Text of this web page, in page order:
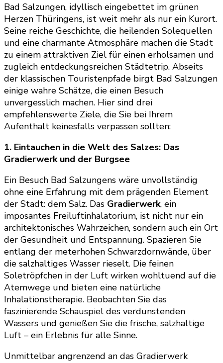
Bad Salzungen, idyllisch eingebettet im grünen
Herzen Thüringens, ist weit mehr als nur ein Kurort.
Seine reiche Geschichte, die heilenden Solequellen
und eine charmante Atmosphäre machen die Stadt
zu einem attraktiven Ziel für einen erholsamen und
zugleich entdeckungsreichen Städtetrip. Abseits
der klassischen Touristenpfade birgt Bad Salzungen
einige wahre Schätze, die einen Besuch
unvergesslich machen. Hier sind drei
empfehlenswerte Ziele, die Sie bei Ihrem
Aufenthalt keinesfalls verpassen sollten:
1. Eintauchen in die Welt des Salzes: Das
Gradierwerk und der Burgsee
Ein Besuch Bad Salzungens wäre unvollständig
ohne eine Erfahrung mit dem prägenden Element
der Stadt: dem Salz. Das Gradierwerk, ein
imposantes Freiluftinhalatorium, ist nicht nur ein
architektonisches Wahrzeichen, sondern auch ein Ort
der Gesundheit und Entspannung. Spazieren Sie
entlang der meterhohen Schwarzdornwände, über
die salzhaltiges Wasser rieselt. Die feinen
Soletröpfchen in der Luft wirken wohltuend auf die
Atemwege und bieten eine natürliche
Inhalationstherapie. Beobachten Sie das
faszinierende Schauspiel des verdunstenden
Wassers und genießen Sie die frische, salzhaltige
Luft – ein Erlebnis für alle Sinne.
Unmittelbar angrenzend an das Gradierwerk